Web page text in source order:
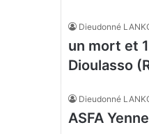
Dieudonné
un mort et
Dioulasso
Dieudonné
ASFA